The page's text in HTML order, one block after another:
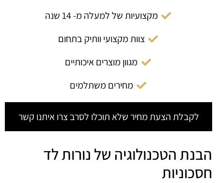
מקצועיות של למעלה מ- 14 שנה
צוות מקצועי וותיק בתחום
מגוון מוצרים איכותיים
מחירים משתלמים
לקבלת הצעת מחיר שלא תוכלו לסרב צרו איתנו קשר
הבנת הטכנולוגיה של נורות לד
חסכוניות